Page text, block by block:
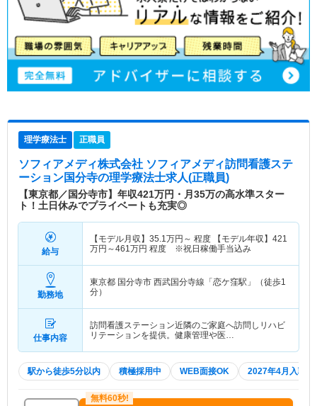
理学療法士 正職員
ソフィアメディ株式会社 ソフィアメディ訪問看護ステ
ーション国分寺の理学療法士求人(正職員)
【東京都／国分寺市】年収421万円・月35万の高水準スター
ト！土日休みでプライベートも充実◎
給与
【モデル月収】 35.1万円～ 程度 【モデル年収】 421
万円～461万円 程度 ※祝日稼働手当込み
勤務地
東京都 国分寺市 西武国分寺線「恋ケ窪駅」（徒歩1
分）
仕事内容
訪問看護ステーション近隣のご家庭へ訪問しリハビ
リテーションを提供。健康管理や医…
駅から徒歩5分以内 積極採用中 WEB面接OK 2027年4月入職可